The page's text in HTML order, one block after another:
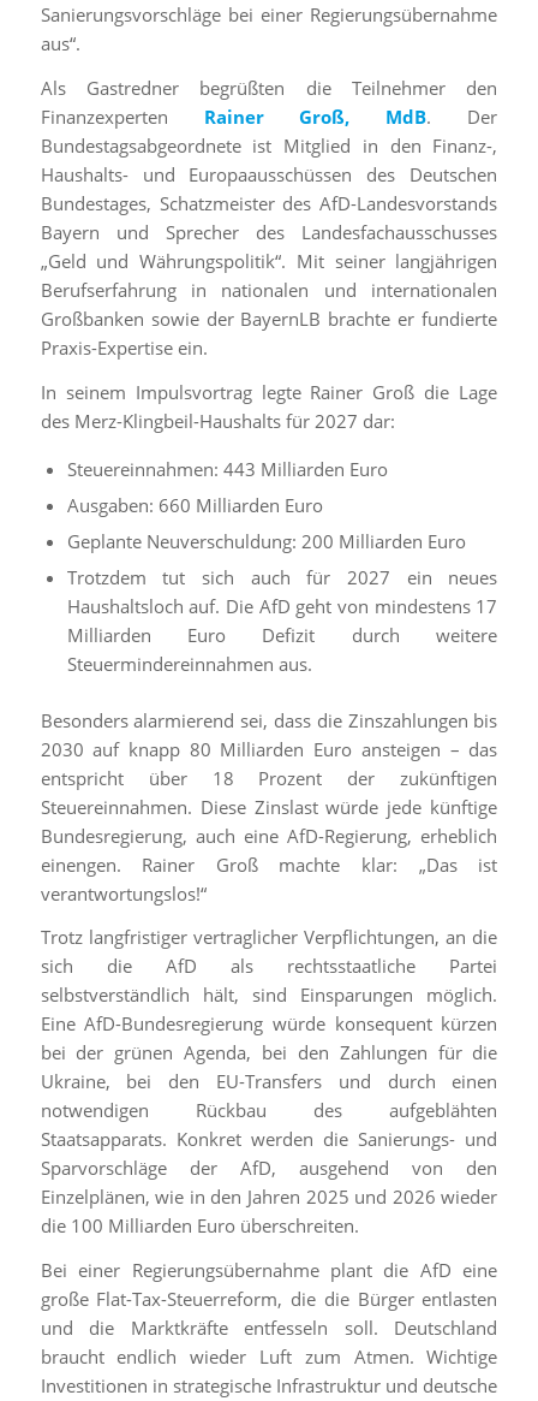
Sanierungsvorschläge bei einer Regierungsübernahme
aus“.
Als Gastredner begrüßten die Teilnehmer den
Finanzexperten Rainer Groß, MdB. Der
Bundestagsabgeordnete ist Mitglied in den Finanz-,
Haushalts- und Europaausschüssen des Deutschen
Bundestages, Schatzmeister des AfD-Landesvorstands
Bayern und Sprecher des Landesfachausschusses
„Geld und Währungspolitik“. Mit seiner langjährigen
Berufserfahrung in nationalen und internationalen
Großbanken sowie der BayernLB brachte er fundierte
Praxis-Expertise ein.
In seinem Impulsvortrag legte Rainer Groß die Lage
des Merz-Klingbeil-Haushalts für 2027 dar:
Steuereinnahmen: 443 Milliarden Euro
Ausgaben: 660 Milliarden Euro
Geplante Neuverschuldung: 200 Milliarden Euro
Trotzdem tut sich auch für 2027 ein neues
Haushaltsloch auf. Die AfD geht von mindestens 17
Milliarden Euro Defizit durch weitere
Steuermindereinnahmen aus.
Besonders alarmierend sei, dass die Zinszahlungen bis
2030 auf knapp 80 Milliarden Euro ansteigen – das
entspricht über 18 Prozent der zukünftigen
Steuereinnahmen. Diese Zinslast würde jede künftige
Bundesregierung, auch eine AfD-Regierung, erheblich
einengen. Rainer Groß machte klar: „Das ist
verantwortungslos!“
Trotz langfristiger vertraglicher Verpflichtungen, an die
sich die AfD als rechtsstaatliche Partei
selbstverständlich hält, sind Einsparungen möglich.
Eine AfD-Bundesregierung würde konsequent kürzen
bei der grünen Agenda, bei den Zahlungen für die
Ukraine, bei den EU-Transfers und durch einen
notwendigen Rückbau des aufgeblähten
Staatsapparats. Konkret werden die Sanierungs- und
Sparvorschläge der AfD, ausgehend von den
Einzelplänen, wie in den Jahren 2025 und 2026 wieder
die 100 Milliarden Euro überschreiten.
Bei einer Regierungsübernahme plant die AfD eine
große Flat-Tax-Steuerreform, die die Bürger entlasten
und die Marktkräfte entfesseln soll. Deutschland
braucht endlich wieder Luft zum Atmen. Wichtige
Investitionen in strategische Infrastruktur und deutsche